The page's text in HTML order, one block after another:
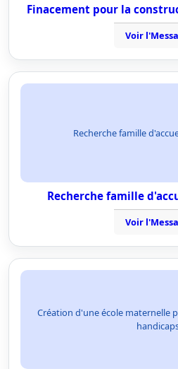
Finacement pour la
Voir
Recherche famille
Recherche famille
Voir
Création d'une école maternelle